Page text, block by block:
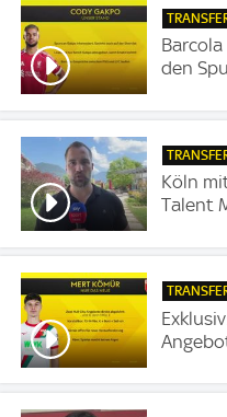
den
Köln
Talent